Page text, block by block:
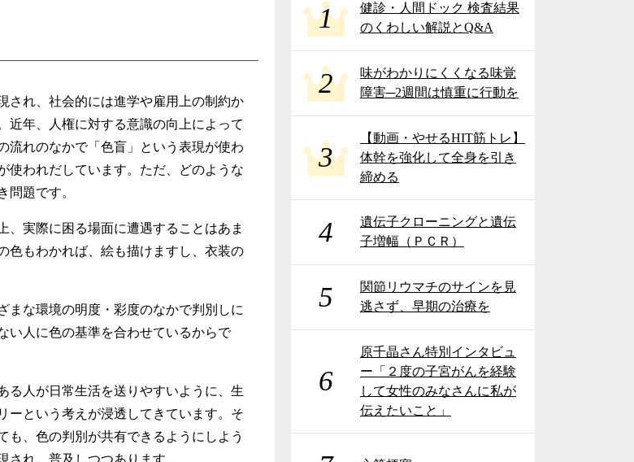
れ、社会的には進学や雇用上の制約か
近年、人権に対する意識の向上によって
流れのなかで「色盲」という表現が使わ
使われだしています。ただ、どのような
問題です。
実際に困る場面に遭遇することはあま
色もわかれば、絵も描けますし、衣装の
な環境の明度・彩度のなかで判別しに
い人に色の基準を合わせているからで
人が日常生活を送りやすいように、生
ーという考えが浸透してきています。そ
も、色の判別が共有できるようにしよう
され、普及しつつあります。
1
健診・人間ドック 検査結果
のくわしい解説とQ&A
2
味がわかりにくくなる味覚
障害─2週間は慎重に行動を
3
【動画・やせるHIT筋トレ】
体幹を強化して全身を引き
締める
4
遺伝子クローニングと遺伝
子増幅（ＰＣＲ）
5
関節リウマチのサインを見
逃さず、早期の治療を
6
原千晶さん特別インタビュ
ー「２度の子宮がんを経験
して女性のみなさんに私が
伝えたいこと」